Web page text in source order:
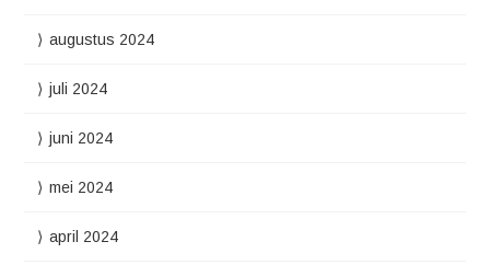
augustus 2024
juli 2024
juni 2024
mei 2024
april 2024